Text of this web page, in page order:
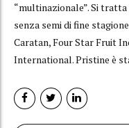
“multinazionale”. Si
senza semi di fine
Caratan, Four Star Fruit
International. Pristine è